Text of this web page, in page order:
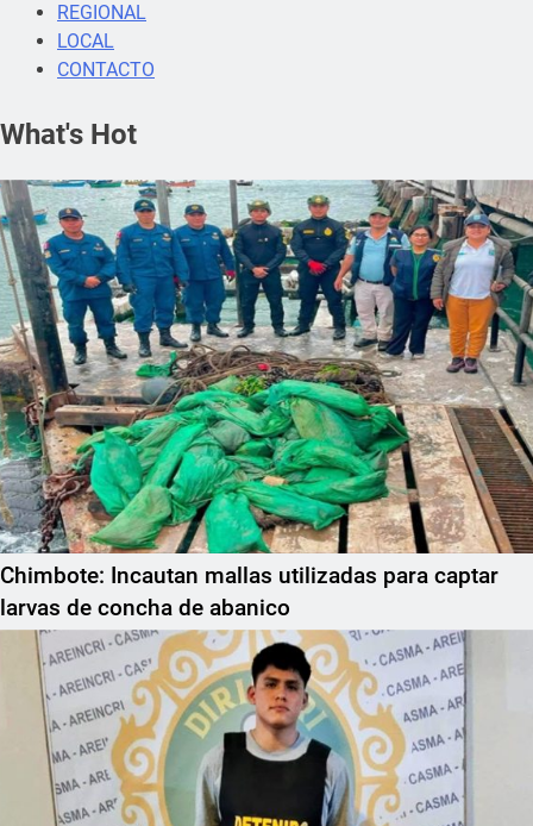
REGIONAL
LOCAL
CONTACTO
What's Hot
Chimbote: Incautan mallas utilizadas para captar
larvas de concha de abanico